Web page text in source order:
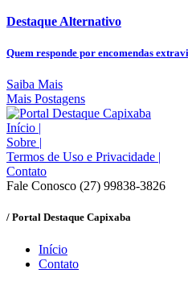
Destaque Alternativo
Quem responde por encomendas
Saiba Mais
Mais Postagens
Início |
Sobre |
Termos de Uso e Privacidade |
Contato
Fale Conosco (27) 99838-3826
/ Portal Destaque Capixaba
Início
Contato